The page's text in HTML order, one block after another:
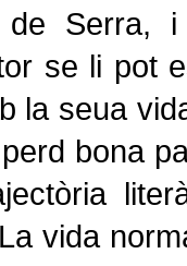
de Serra,
se li pot
la seua
bona
vida